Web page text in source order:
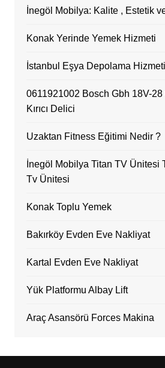
İnegöl Mobilya: Kalite , Estetik
Konak Yerinde Yemek Hizmeti
İstanbul Eşya Depolama Hizmeti
0611921002 Bosch Gbh 18V-
Kırıcı Delici
Uzaktan Fitness Eğitimi Nedir ?
İnegöl Mobilya Titan TV Ünitesi
Tv Ünitesi
Konak Toplu Yemek
Bakırköy Evden Eve Nakliyat
Kartal Evden Eve Nakliyat
Yük Platformu Albay Lift
Araç Asansörü Forces Makina